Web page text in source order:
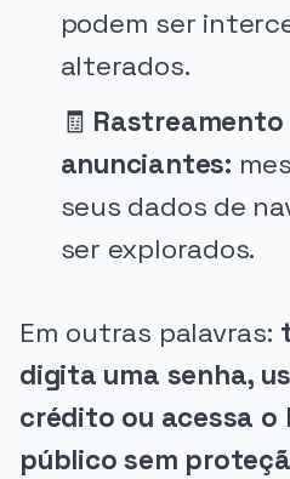
podem ser
alterados.
🧾
anunciantes:
seus dados de
ser explorados.
Em outras palavras:
digita uma senha,
crédito ou acessa o
público sem